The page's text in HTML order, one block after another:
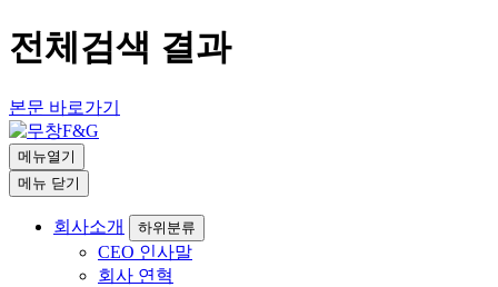
전체검색 결과
본문 바로가기
메뉴열기
메뉴 닫기
회사소개 하위분류
CEO 인사말
회사 연혁